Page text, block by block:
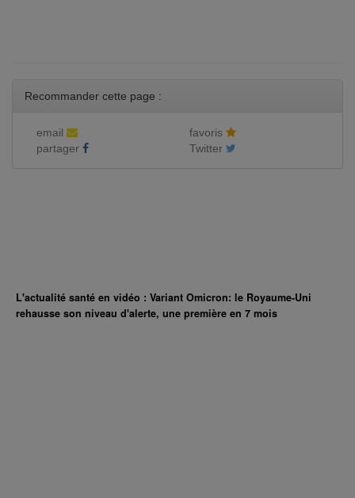
Recommander cette page :
email
favoris
partager
Twitter
L'actualité santé en vidéo : Variant Omicron: le Royaume-Uni
rehausse son niveau d'alerte, une première en 7 mois